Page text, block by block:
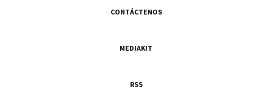
CONTÁCTENOS
MEDIAKIT
RSS